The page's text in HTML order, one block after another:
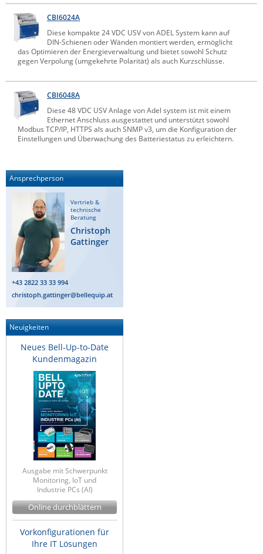
CBI6024A
Diese kompakte 24 VDC USV von ADEL System kann auf
DIN-Schienen oder Wänden montiert werden, ermöglicht
das Optimieren der Energieverwaltung und bietet sowohl Schutz
gegen Verpolung (umgekehrte Polarität) als auch Kurzschlüsse.
CBI6048A
Diese 48 VDC USV Anlage von Adel system ist mit einem
Ethernet Anschluss ausgestattet und unterstützt sowohl
Modbus TCP/IP, HTTPS als auch SNMP v3, um die Konfiguration der
Einstellungen und Überwachung des Batteriestatus zu erleichtern.
Ansprechperson
Vertrieb &
technische
Beratung
Christoph
Gattinger
+43 2822 33 33 994
christoph.gattinger@bellequip.at
Neuigkeiten
Neues Bell-Up-to-Date
Kundenmagazin
Ausgabe mit Schwerpunkt
Monitoring, IoT und
Industrie PCs (AI)
Online durchblättern
Vorkonfigurationen für
Ihre IT Lösungen